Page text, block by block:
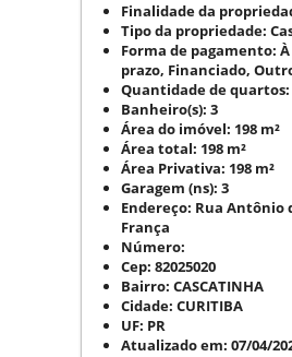
Finalidade da
Tipo da propriedade:
Forma de pagamento:
prazo, Financiado,
Quantidade de quartos:
Banheiro(s): 3
Área do imóvel: 198 m²
Área total: 198 m²
Área Privativa: 198 m²
Garagem (ns): 3
Endereço: Rua Antônio
França
Número:
Cep: 82025020
Bairro: CASCATINHA
Cidade: CURITIBA
UF: PR
Atualizado em: 07/04/